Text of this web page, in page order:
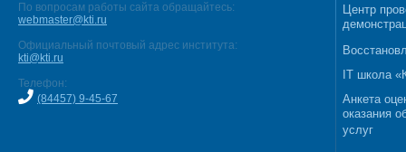
По вопросам работы сайта обращайтесь:
webmaster@kti.ru
Официальный почтовый адрес института:
kti@kti.ru
Телефон:
(84457) 9-45-67
Центр
IT школа
Анкета
оказания
услуг